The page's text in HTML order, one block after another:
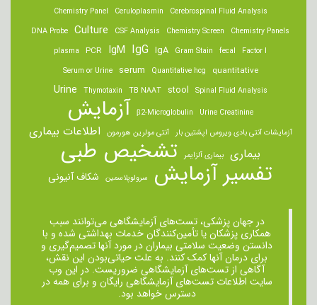
Cerebrospinal Fluid Analysis
Ceruloplasmin
Chemistry Panel
Chemistry Panels
Chemistry Screen
CSF Analysis
Culture
DNA Probe
Factor I
fecal
Gram Stain
IgA
IgG
IgM
PCR
plasma
quantitative
Quantitative hcg
serum
Serum or Urine
Spinal Fluid Analysis
stool
TB NAAT
Thymotaxin
Urine
Urine Creatinine
β2-Microglobulin آزمایش
آزمایشات آنتی بادی ویروس اپشتین بار آنتی مولرین هورمون اطلاعات بیماری
بیماری بیماری آلزایمر تشخیص طبی
تفسیر آزمایش سرولوپلاسمین شکاف آنیونی
در جهان پزشکی، تست‌های آزمایشگاهی می‌توانند سبب
همکاری پزشکان یا تأمین‌کنندگان خدمات بهداشتی شده و با
دانستن وضعیت سلامتی بیماران در مورد آنها تصمیم‌گیری و
برای درمان ‌آنها کمک کنند. به علت حیاتی‌بودن این نقش،
آگاهی از تست‌های آزمایشگاهی ضروریست. در این وب
سایت اطلاعات تست‌های آزمایشگاهی رایگان و برای همه در
دسترس خواهد بود.